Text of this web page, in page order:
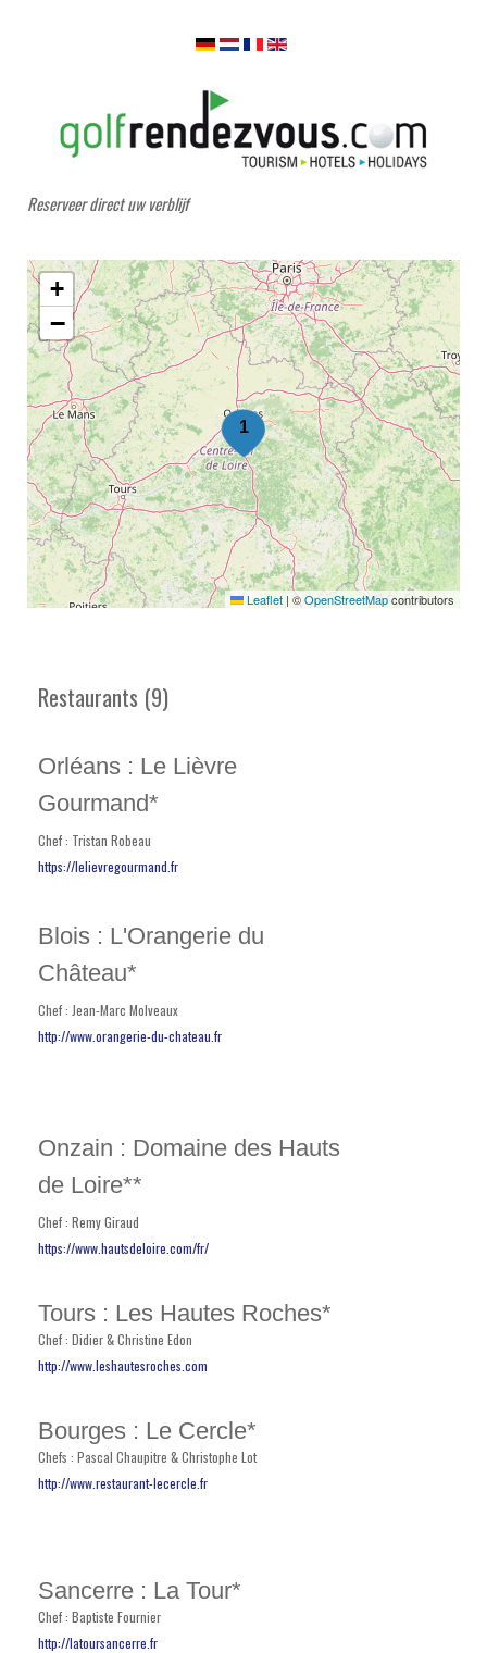
Reserveer direct uw verblijf
+
−
Leaflet | ©OpenStreetMapcontributors
Restaurants (9)
Orléans : Le Lièvre
Gourmand*
Chef : Tristan Robeau
https://lelievregourmand.fr
Blois : L'Orangerie du
Château*
Chef : Jean-Marc Molveaux
http://www.orangerie-du-chateau.fr
Onzain : Domaine des Hauts
de Loire**
Chef : Remy Giraud
https://www.hautsdeloire.com/fr/
Tours : Les Hautes Roches*
Chef : Didier & Christine Edon
http://www.leshautesroches.com
Bourges : Le Cercle*
Chefs : Pascal Chaupitre & Christophe Lot
http://www.restaurant-lecercle.fr
Sancerre : La Tour*
Chef : Baptiste Fournier
http://latoursancerre.fr